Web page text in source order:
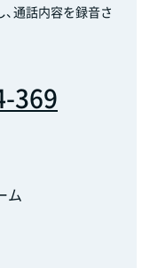
通話内容を録音さ
369
ム